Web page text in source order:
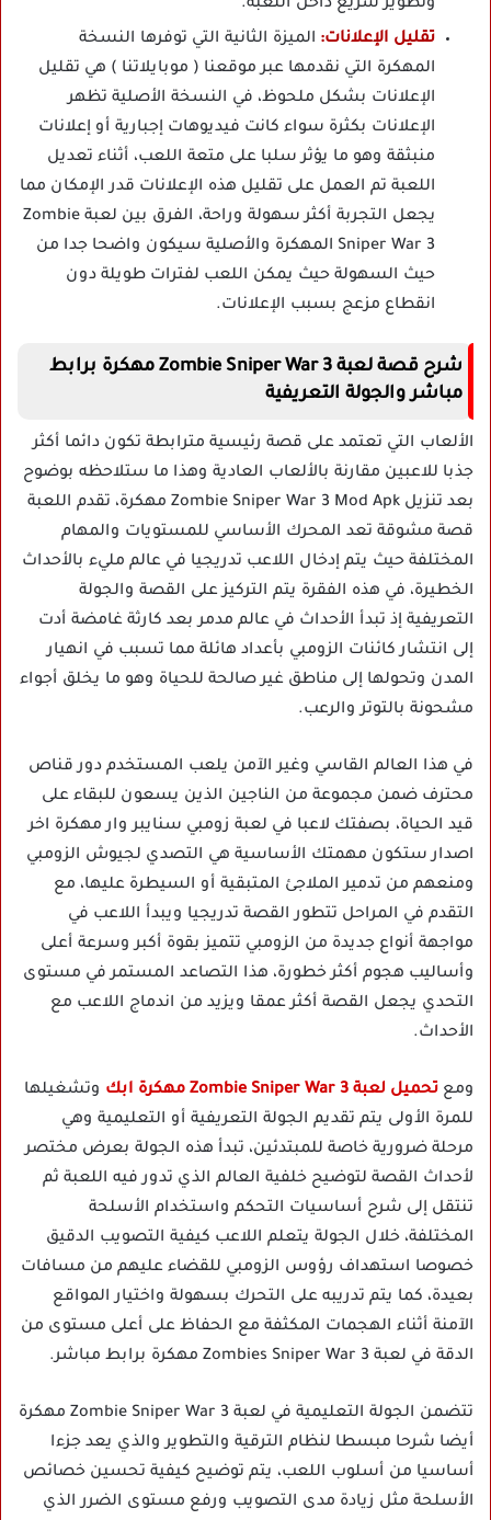
وتطوير سريع داخل اللعبة.
تقليل الإعلانات: الميزة الثانية التي توفرها النسخة
المهكرة التي نقدمها عبر موقعنا ( موبايلاتنا ) هي تقليل
الإعلانات بشكل ملحوظ، في النسخة الأصلية تظهر
الإعلانات بكثرة سواء كانت فيديوهات إجبارية أو إعلانات
منبثقة وهو ما يؤثر سلبا على متعة اللعب، أثناء تعديل
اللعبة تم العمل على تقليل هذه الإعلانات قدر الإمكان مما
يجعل التجربة أكثر سهولة وراحة، الفرق بين لعبة Zombie
Sniper War 3 المهكرة والأصلية سيكون واضحا جدا من
حيث السهولة حيث يمكن اللعب لفترات طويلة دون
انقطاع مزعج بسبب الإعلانات.
شرح قصة لعبة Zombie Sniper War 3 مهكرة برابط
مباشر والجولة التعريفية
الألعاب التي تعتمد على قصة رئيسية مترابطة تكون دائما أكثر
جذبا للاعبين مقارنة بالألعاب العادية وهذا ما ستلاحظه بوضوح
بعد تنزيل Zombie Sniper War 3 Mod Apk مهكرة، تقدم اللعبة
قصة مشوقة تعد المحرك الأساسي للمستويات والمهام
المختلفة حيث يتم إدخال اللاعب تدريجيا في عالم مليء بالأحداث
الخطيرة، في هذه الفقرة يتم التركيز على القصة والجولة
التعريفية إذ تبدأ الأحداث في عالم مدمر بعد كارثة غامضة أدت
إلى انتشار كائنات الزومبي بأعداد هائلة مما تسبب في انهيار
المدن وتحولها إلى مناطق غير صالحة للحياة وهو ما يخلق أجواء
مشحونة بالتوتر والرعب.
في هذا العالم القاسي وغير الآمن يلعب المستخدم دور قناص
محترف ضمن مجموعة من الناجين الذين يسعون للبقاء على
قيد الحياة، بصفتك لاعبا في لعبة زومبي سنايبر وار مهكرة اخر
اصدار ستكون مهمتك الأساسية هي التصدي لجيوش الزومبي
ومنعهم من تدمير الملاجئ المتبقية أو السيطرة عليها، مع
التقدم في المراحل تتطور القصة تدريجيا ويبدأ اللاعب في
مواجهة أنواع جديدة من الزومبي تتميز بقوة أكبر وسرعة أعلى
وأساليب هجوم أكثر خطورة، هذا التصاعد المستمر في مستوى
التحدي يجعل القصة أكثر عمقا ويزيد من اندماج اللاعب مع
الأحداث.
ومع تحميل لعبة Zombie Sniper War 3 مهكرة ابك
وتشغيلها
للمرة الأولى يتم تقديم الجولة التعريفية أو التعليمية وهي
مرحلة ضرورية خاصة للمبتدئين، تبدأ هذه الجولة بعرض مختصر
لأحداث القصة لتوضيح خلفية العالم الذي تدور فيه اللعبة ثم
تنتقل إلى شرح أساسيات التحكم واستخدام الأسلحة
المختلفة، خلال الجولة يتعلم اللاعب كيفية التصويب الدقيق
خصوصا استهداف رؤوس الزومبي للقضاء عليهم من مسافات
بعيدة، كما يتم تدريبه على التحرك بسهولة واختيار المواقع
الآمنة أثناء الهجمات المكثفة مع الحفاظ على أعلى مستوى من
الدقة في لعبة Zombies Sniper War 3 مهكرة برابط مباشر.
تتضمن الجولة التعليمية في لعبة Zombie Sniper War 3 مهكرة
أيضا شرحا مبسطا لنظام الترقية والتطوير والذي يعد جزءا
أساسيا من أسلوب اللعب، يتم توضيح كيفية تحسين خصائص
الأسلحة مثل زيادة مدى التصويب ورفع مستوى الضرر الذي